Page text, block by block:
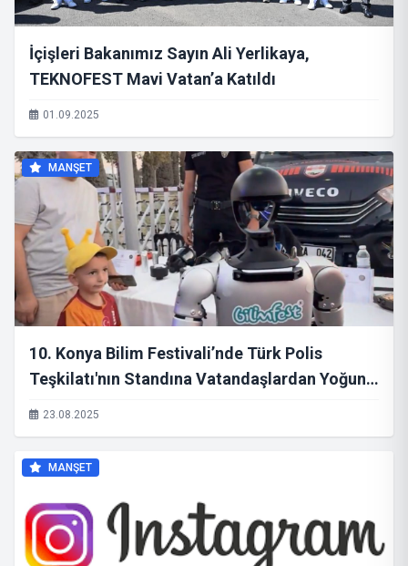
İçişleri Bakanımız Sayın Ali Yerlikaya,
TEKNOFEST Mavi Vatan’a Katıldı
01.09.2025
MANŞET
10. Konya Bilim Festivali’nde Türk Polis
Teşkilatı'nın Standına Vatandaşlardan Yoğun
İlgi Gösterildi
23.08.2025
MANŞET